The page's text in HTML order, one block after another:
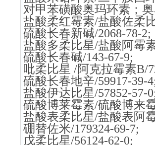
对甲苯磺酸奥玛环素；
盐酸柔红霉素/盐酸佐柔
硫酸长春新碱/2068-78-2;
盐酸多柔比星/盐酸阿霉
硫酸长春碱/143-67-9;
吡柔比星 /阿克拉霉素B/
硫酸长春地辛/59917-39-
盐酸伊达比星/57852-57-
硫酸博莱霉素/硫酸博来
盐酸表柔比星/盐酸表阿
硼替佐米/179324-69-7;
戊柔比星/56124-62-0;